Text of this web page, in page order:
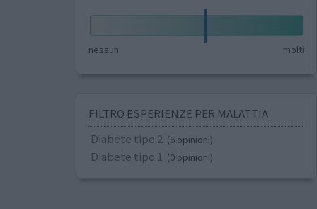
nessun molti
FILTRO ESPERIENZE PER MALATTIA
Diabete tipo 2 (6 opinioni)
Diabete tipo 1 (0 opinioni)